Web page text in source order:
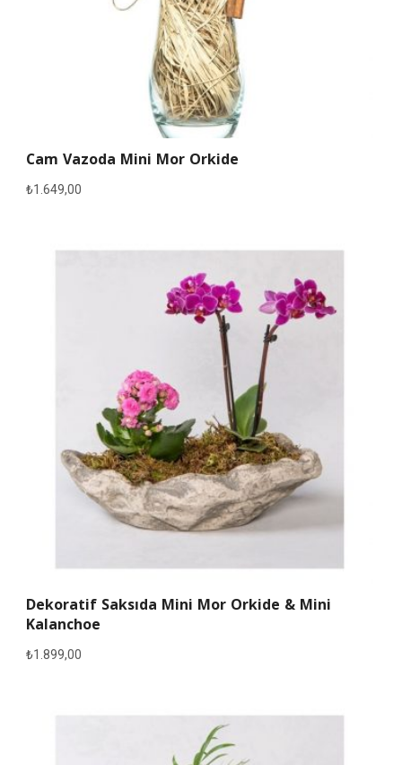
Cam Vazoda Mini Mor Orkide
₺1.649,00
Dekoratif Saksıda Mini Mor Orkide & Mini
Kalanchoe
₺1.899,00